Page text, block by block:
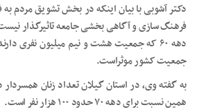
دکتر آشوبی با بیان اینکه در بخش تشویق مردم به
فرهنگ سازی و آگاهی بخشی جامعه تاثیرگذار
دهه ۶۰ که جمعیت هشت و نیم میلیون نفری
جمعیت کشور موثراست.
همین نسبت برای دهه ۷۰ حدود ۱۰۰ هزار نفر است.